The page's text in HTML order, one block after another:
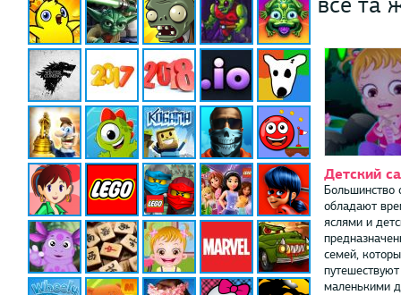
Детский
Большинство
обладают
яслями и
семей,
маленькими